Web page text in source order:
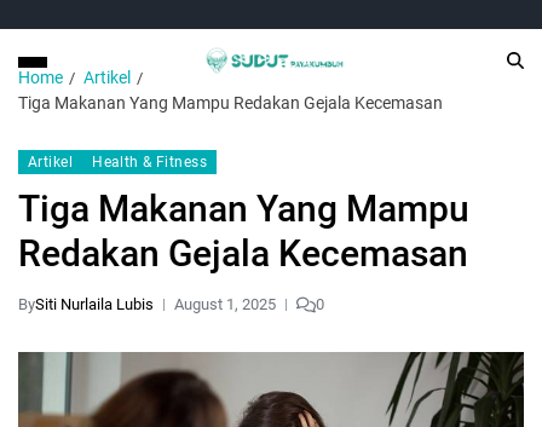
Home
Artikel
Tiga Makanan Yang Mampu Redakan Gejala Kecemasan
Artikel Health & Fitness
Tiga Makanan Yang Mampu
Redakan Gejala Kecemasan
BySiti Nurlaila Lubis August 1, 2025 0